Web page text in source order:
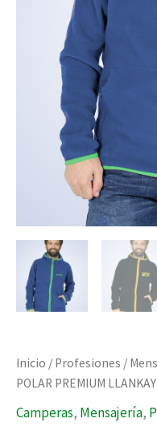
Inicio / Profesiones /
POLAR PREMIUM
Camperas, Mensajería,